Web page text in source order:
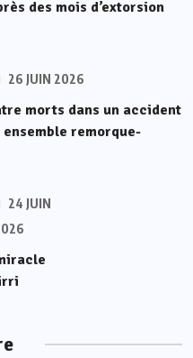
des mois d’extorsion
26 JUIN 2026
morts dans un accident
remorque-
24 JUIN